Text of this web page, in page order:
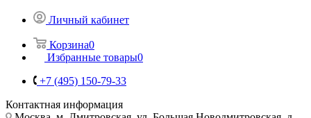
Личный кабинет
Корзина0
Избранные товары0
+7 (495) 150-79-33
Контактная информация